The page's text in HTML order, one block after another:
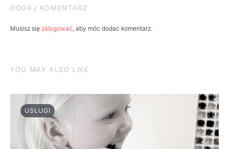
DODAJ KOMENTARZ
Musisz się zalogować, aby móc dodać komentarz.
YOU MAY ALSO LIKE
USŁUGI